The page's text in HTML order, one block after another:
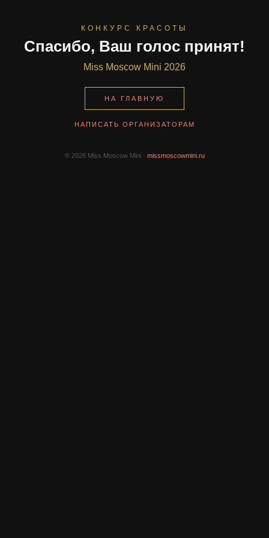
КОНКУРС КРАСОТЫ
Спасибо, Ваш голос принят!
Miss Moscow Mini 2026
НА ГЛАВНУЮ
НАПИСАТЬ ОРГАНИЗАТОРАМ
© 2026 Miss Moscow Mini · missmoscowmini.ru